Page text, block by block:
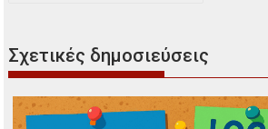
Σχετικές δημοσιεύσεις